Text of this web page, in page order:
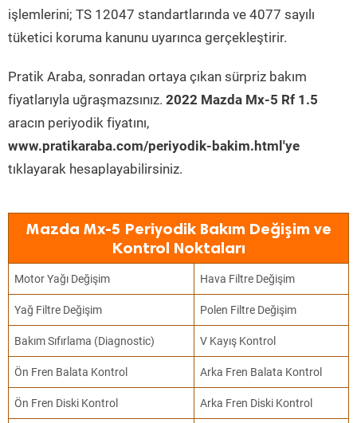
işlemlerini; TS 12047 standartlarında ve 4077 sayılı
tüketici koruma kanunu uyarınca gerçekleştirir.
Pratik Araba, sonradan ortaya çıkan sürpriz bakım
fiyatlarıyla uğraşmazsınız. 2022 Mazda Mx-5 Rf 1.5
aracın periyodik fiyatını,
www.pratikaraba.com/periyodik-bakim.html'ye
tıklayarak hesaplayabilirsiniz.
Mazda Mx-5 Periyodik Bakım Değişim ve
Kontrol Noktaları
Motor Yağı Değişim Hava Filtre Değişim
Yağ Filtre Değişim Polen Filtre Değişim
Bakım Sıfırlama (Diagnostic) V Kayış Kontrol
Ön Fren Balata Kontrol Arka Fren Balata Kontrol
Ön Fren Diski Kontrol Arka Fren Diski Kontrol